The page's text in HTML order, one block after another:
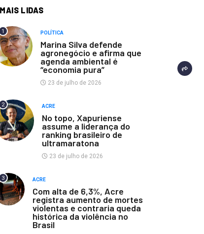
MAIS LIDAS
1 POLÍTICA
Marina Silva defende
agronegócio e afirma que
agenda ambiental é
“economia pura”
23 de julho de 2026
2 ACRE
No topo, Xapuriense
assume a liderança do
ranking brasileiro de
ultramaratona
23 de julho de 2026
3 ACRE
Com alta de 6,3%, Acre
registra aumento de mortes
violentas e contraria queda
histórica da violência no
Brasil